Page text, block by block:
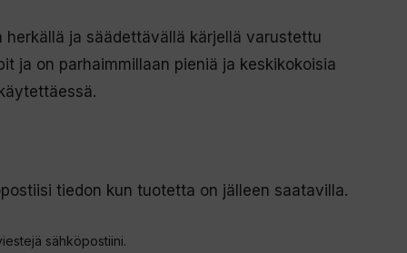
herkällä ja säädettävällä kärjellä varustettu
ja on parhaimmillaan pieniä ja keskikokoisia
tiedon kun tuotetta on jälleen saatavilla.
sähköpostiini.